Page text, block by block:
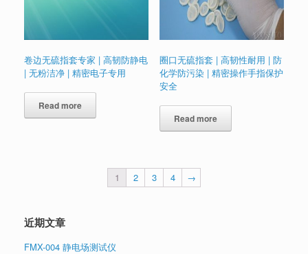
卷边无硫指套专家 | 高韧防静电
| 无粉洁净 | 精密电子专用
Read more
圈口无硫指套 | 高韧性耐用 | 防
化学防污染 | 精密操作手指保护
安全
Read more
1 2 3 4 →
近期文章
FMX-004 静电场测试仪